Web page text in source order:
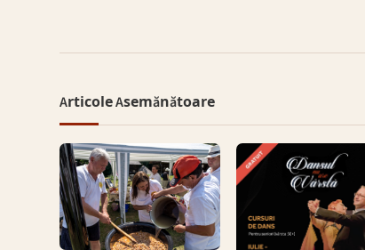
Articole Asemănătoare